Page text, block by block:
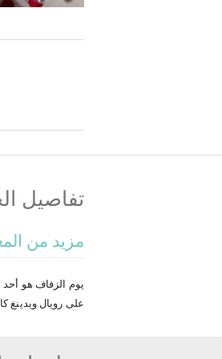
تفاصيل
مزيد من
يوم الزفاف هو أحد
على رويال ويدينغ